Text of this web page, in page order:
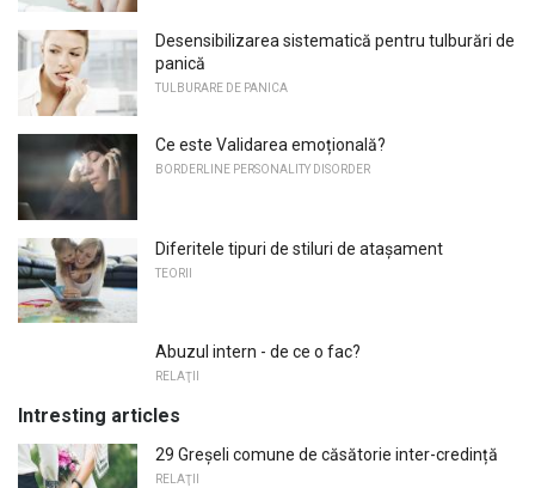
Desensibilizarea sistematică pentru tulburări de
panică
TULBURARE DE PANICA
Ce este Validarea emoțională?
BORDERLINE PERSONALITY DISORDER
Diferitele tipuri de stiluri de atașament
TEORII
Abuzul intern - de ce o fac?
RELAŢII
Intresting articles
29 Greșeli comune de căsătorie inter-credință
RELAŢII